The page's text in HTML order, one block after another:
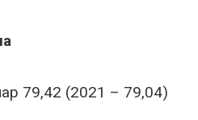
79,42 (2021 – 79,04)